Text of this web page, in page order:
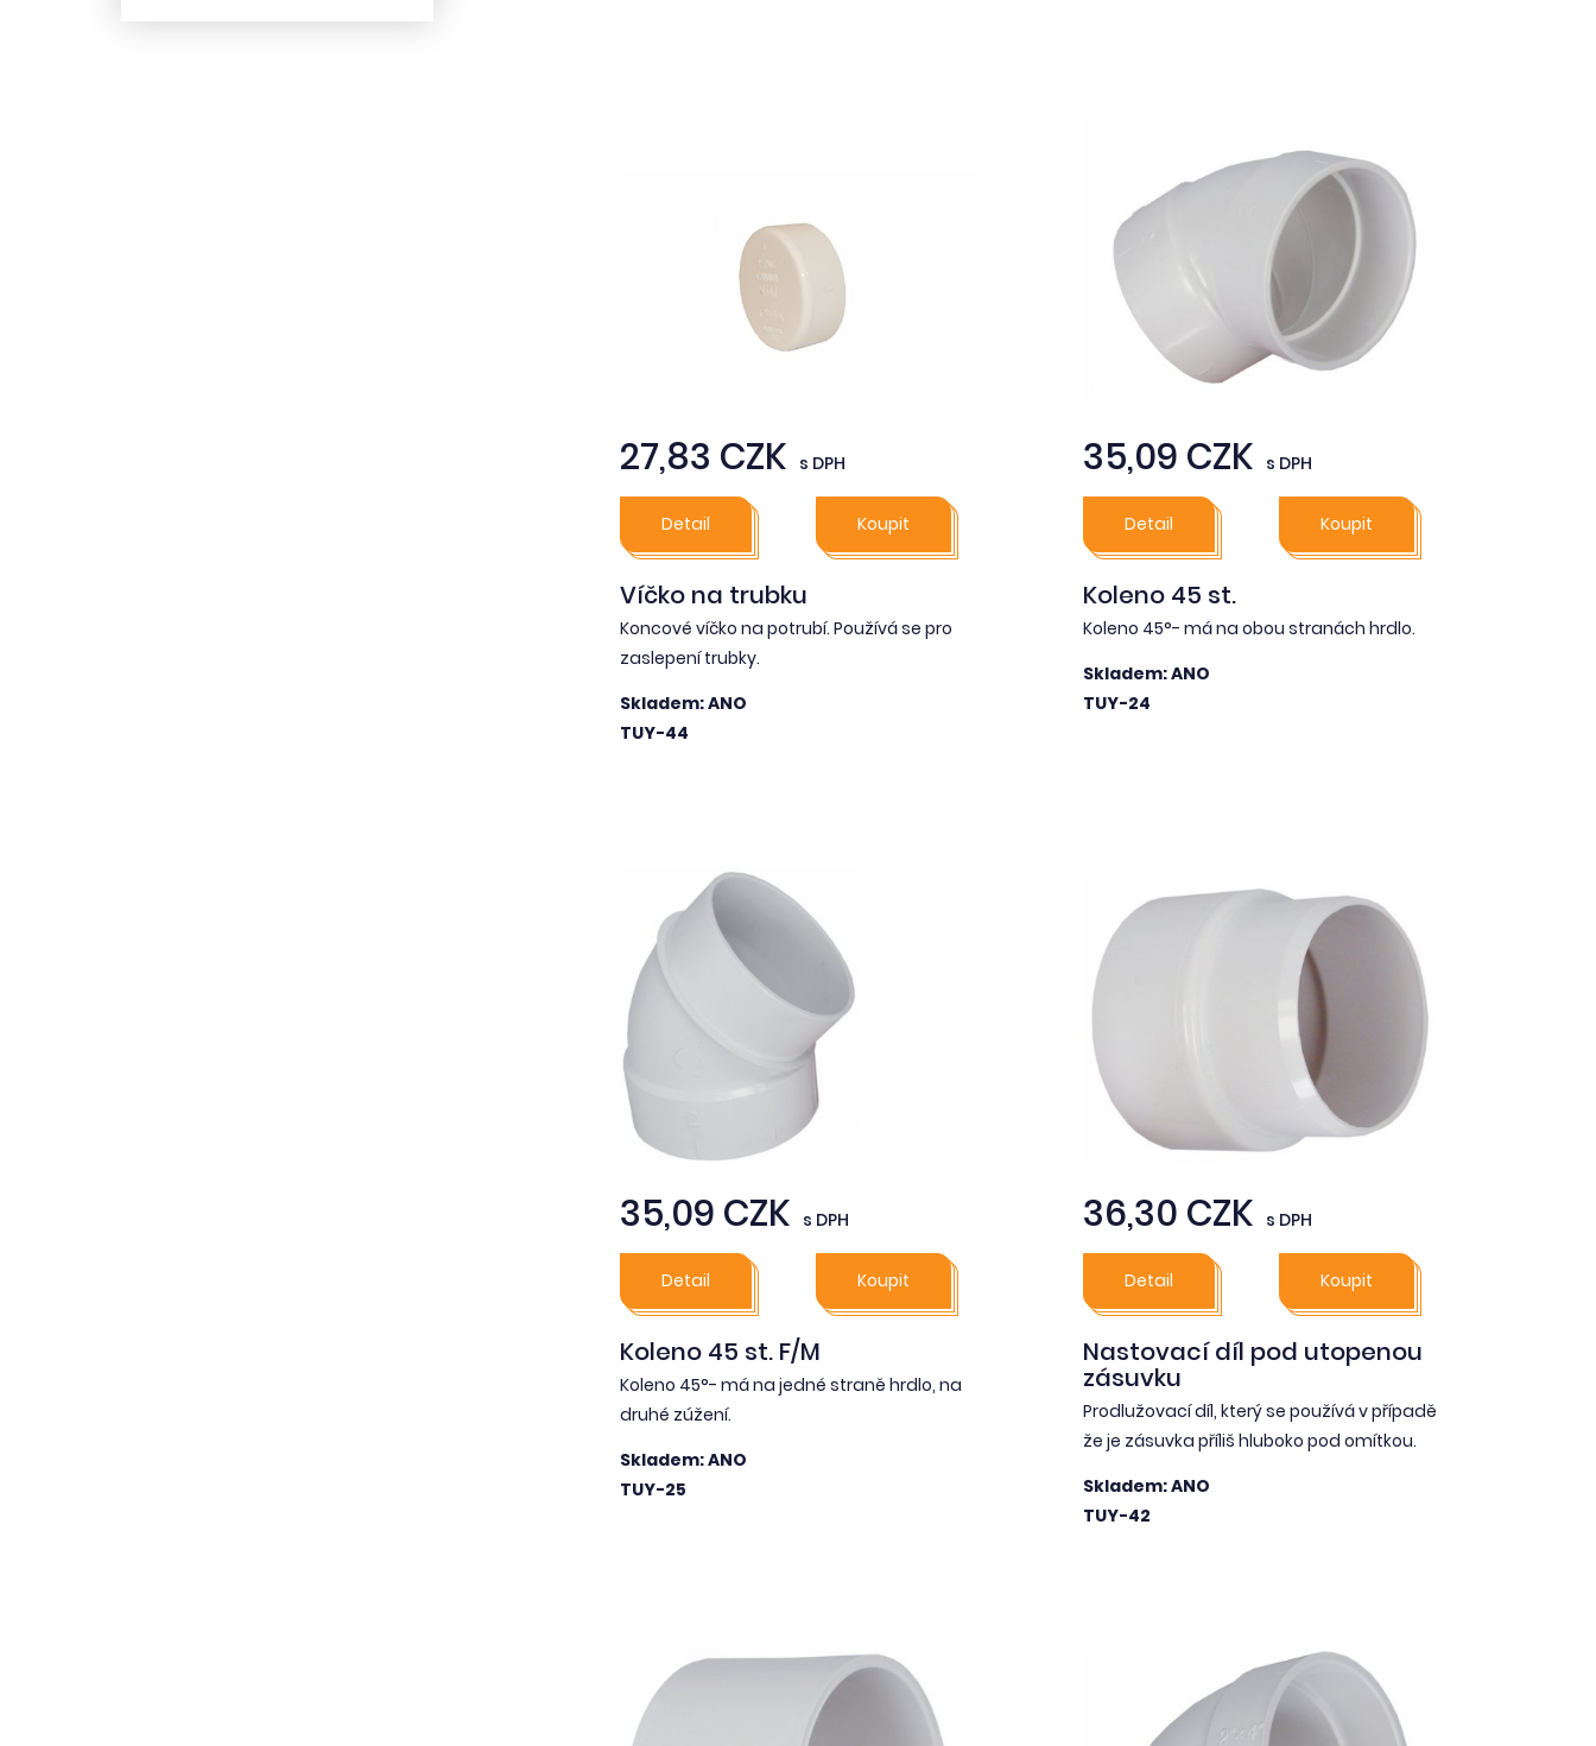
27,83 CZK s DPH
Detail Koupit
Víčko na trubku
Koncové víčko na potrubí. Používá se pro
zaslepení trubky.
Skladem: ANO
TUY-44
35,09 CZK s DPH
Detail Koupit
Koleno 45 st.
Koleno 45°- má na obou stranách hrdlo.
Skladem: ANO
TUY-24
35,09 CZK s DPH
Detail Koupit
Koleno 45 st. F/M
Koleno 45°- má na jedné straně hrdlo, na
druhé zúžení.
Skladem: ANO
TUY-25
36,30 CZK s DPH
Detail Koupit
Nastovací díl pod utopenou
zásuvku
Prodlužovací díl, který se používá v případě
že je zásuvka příliš hluboko pod omítkou.
Skladem: ANO
TUY-42